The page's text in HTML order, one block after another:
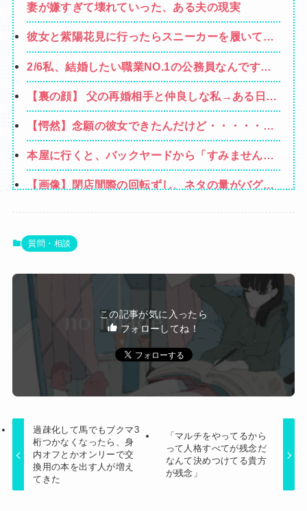
妻が嫌すぎて壊れていった、ある夫の現実
彼女と紫陽花見に行ったらスニーカーを履いてき
てた。普通かわいいぺたんこ靴とかじゃないの？
コーヒーや手作り菓子も持ってこないしさぁ…
2/6私、結婚したい職業NO.1の公務員なんですけ
ど、嫁が子供連れて家出した。全く理由は思いつ
かないけど強いてあげるとすれば母のせいかもし
れない。嫁のせいでアトピー悪化しそう→
【裏の顔】 父の再婚相手と仲良しな私→ある日、
私の帰宅に気付かない再婚相手「血繋がってない
のに大学費用出さなきゃいけないの腹立つわ…姑
だったら先に亡くなるのに笑」私「…」
【愕然】念願の彼女できたんだけど・・・・・・
とんでもない素性が見えてきた・・・・・・
本屋に行くと、バックヤードから「すみません、
本当にすみません（泣）「でもあなた、初めてじ
ゃないしね、うちだけじゃどうしようもないか
【画像】閉店間際の回転ずし、ネタの量がバグっ
【悲報】坂口杏里を家に住ませてあげた結果ｗｗ
【動画】甲子園の女性審判、大誤審で炎上
生活保護の相談に行ったら、愛猫を手放さないと
無理と言われた。子どものような存在だから手放
質問・相談
この記事が気に入ったら
フォローしてね！
過疎化して馬でもブクマ3
桁つかなくなったら、身
内オフとかオンリーで交
換用の本を出す人が増え
てきた
「マルチをやってるから
って人格すべてが残念だ
なんて決めつけてる貴方
が残念」